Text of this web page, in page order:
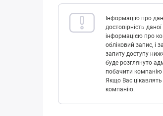
Інформацію про
достовірність
інформацією про
обліковий запис, і
запиту доступу
буде розглянуто
побачити компанію
Якщо Вас цікавлять
компанію.